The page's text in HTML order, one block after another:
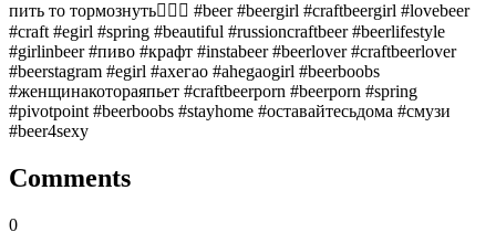
пить то тормознуть🤷🏻‍♂️ #beer #beergirl #craftbeergirl #lovebeer
#craft #egirl #spring #beautiful #russioncraftbeer #beerlifestyle
#girlinbeer #пиво #крафт #instabeer #beerlover #craftbeerlover
#beerstagram #egirl #ахегао #ahegaogirl #beerboobs
#женщинакотораяпьет #craftbeerporn #beerporn #spring
#pivotpoint #beerboobs #stayhome #оставайтесьдома #смузи
#beer4sexy
Comments
0